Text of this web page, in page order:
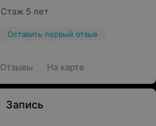
Стаж 5 лет
Оставить первый отзыв
Отзывы На карте
Запись